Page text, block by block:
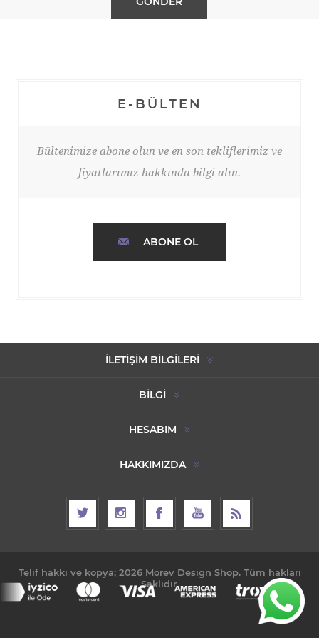
E-BÜLTEN
Bültenimize abone olun ve en son tekliflerimiz ve
fiyatlarımız hakkında bilgi alın.
ABONE OL
İLETIŞIM BILGILERI
BILGI
HESABIM
HAKKIMIZDA
Telif hakkı ve kopya; 2026 Morev Design Shop. Tüm hakları
Saklıdır.